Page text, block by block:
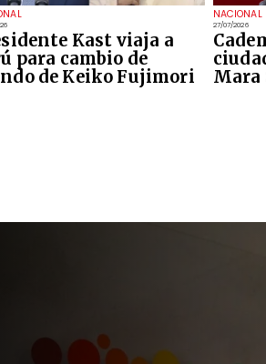
Kast viaja a
para cambio de
de Keiko Fujimori
NACIONAL
27/07/2026
Mara